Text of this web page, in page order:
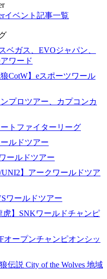
イベント記事一覧
ベガス、EVOジャパン、
ワード
CotW】eスポーツワール
プロツアー、カプコンカ
トファイターリーグ
ルドツアー
ールドツアー
UNI2】アークワールドツア
ワールドツアー
虎】SNKワールドチャンピ
オープンチャンピオンシッ
伝説 City of the Wolves 地域